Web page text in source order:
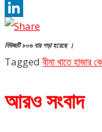
Twitter
LinkedIn
নিউজটি ৮০৬ বার পড়া হয়েছে ।
Tagged বীমা খাতে হাজার
আরও সংবাদ